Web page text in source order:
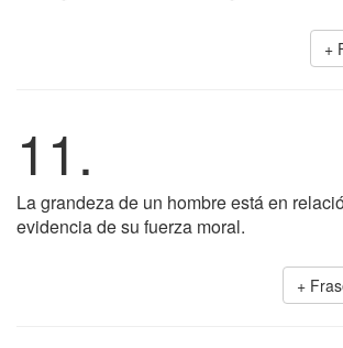
+
11.
La grandeza de un hombre está en
evidencia de su fuerza moral.
+